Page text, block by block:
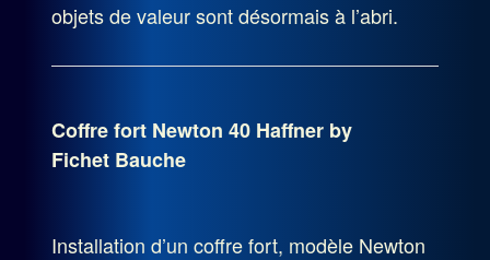
objets de valeur sont désormais à l’abri.
Coffre fort Newton 40 Haffner by
Fichet Bauche
Installation d’un coffre fort, modèle Newton